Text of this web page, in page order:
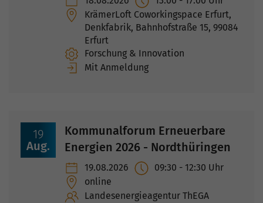
KrämerLoft Coworkingspace Erfurt,
Denkfabrik, Bahnhofstraße 15, 99084
Erfurt
Forschung & Innovation
Mit Anmeldung
19
Aug.
Kommunalforum Erneuerbare
Energien 2026 - Nordthüringen
19.08.2026 09:30 - 12:30 Uhr
online
Landesenergieagentur ThEGA